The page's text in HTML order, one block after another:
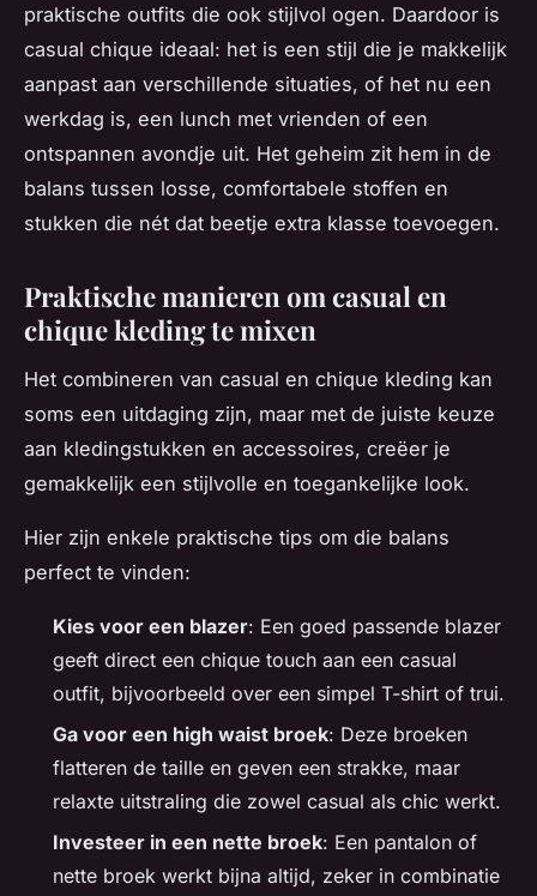
praktische outfits die ook stijlvol ogen. Daardoor is
casual chique ideaal: het is een stijl die je makkelijk
aanpast aan verschillende situaties, of het nu een
werkdag is, een lunch met vrienden of een
ontspannen avondje uit. Het geheim zit hem in de
balans tussen losse, comfortabele stoffen en
stukken die nét dat beetje extra klasse toevoegen.
Praktische manieren om casual en
chique kleding te mixen
Het combineren van casual en chique kleding kan
soms een uitdaging zijn, maar met de juiste keuze
aan kledingstukken en accessoires, creëer je
gemakkelijk een stijlvolle en toegankelijke look.
Hier zijn enkele praktische tips om die balans
perfect te vinden:
Kies voor een blazer: Een goed passende blazer
geeft direct een chique touch aan een casual
outfit, bijvoorbeeld over een simpel T-shirt of trui.
Ga voor een high waist broek: Deze broeken
flatteren de taille en geven een strakke, maar
relaxte uitstraling die zowel casual als chic werkt.
Investeer in een nette broek: Een pantalon of
nette broek werkt bijna altijd, zeker in combinatie